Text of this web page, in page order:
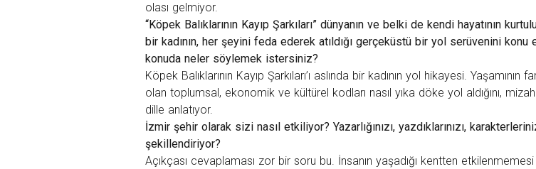
olası gelmiyor.
“Köpek Balıklarının Kayıp Şarkıları” dünyanın ve belki de kendi hayatının
bir kadının, her şeyini feda ederek atıldığı gerçeküstü bir yol serüvenini konu
konuda neler söylemek istersiniz?
Köpek Balıklarının Kayıp Şarkıları’ı aslında bir kadının yol hikayesi. Yaşamının
olan toplumsal, ekonomik ve kültürel kodları nasıl yıka döke yol aldığını,
dille anlatıyor.
İzmir şehir olarak sizi nasıl etkiliyor? Yazarlığınızı, yazdıklarınızı,
şekillendiriyor?
Açıkçası cevaplaması zor bir soru bu. İnsanın yaşadığı kentten